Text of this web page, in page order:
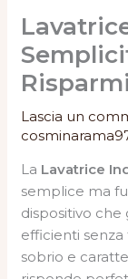
Lascia un
La Lavatrice
semplice ma
dispositivo che
efficienti
sobrio e